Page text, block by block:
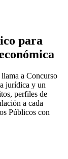
para
a Concurso
jurídica y un
perfiles de
a cada
Públicos con